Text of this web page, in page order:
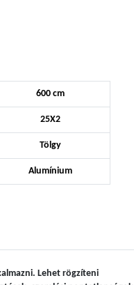
600 cm
25X2
Tölgy
Alumínium
Lehet rögzíteni